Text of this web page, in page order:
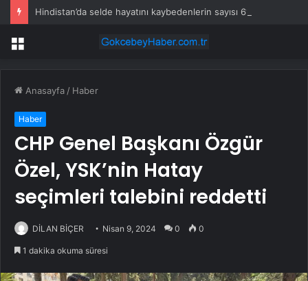
Menü
Anasayfa / Haber
Haber
CHP Genel Başkanı Özgür
Özel, YSK’nin Hatay
seçimleri talebini reddetti
DİLAN BİÇER Nisan 9, 2024 0 0
1 dakika okuma süresi